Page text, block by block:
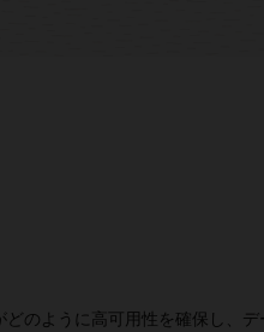
のように高可用性を確保し、